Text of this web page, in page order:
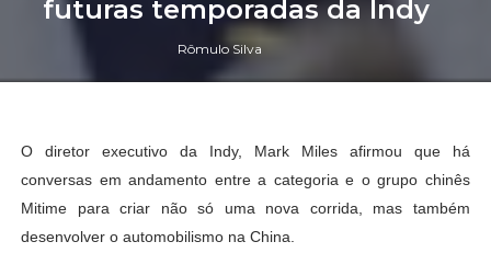
futuras temporadas da Indy
Rômulo Silva
O diretor executivo da Indy, Mark Miles afirmou que há
conversas em andamento entre a categoria e o grupo chinês
Mitime para criar não só uma nova corrida, mas também
desenvolver o automobilismo na China.